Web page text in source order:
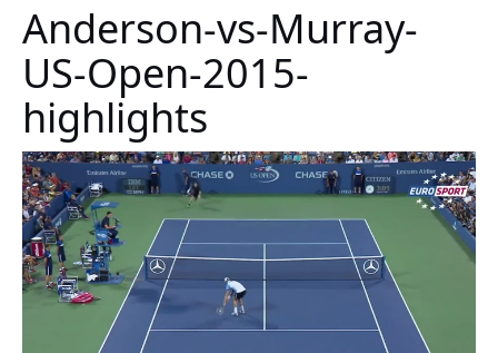
Anderson-vs-Murray-
US-Open-2015-
highlights